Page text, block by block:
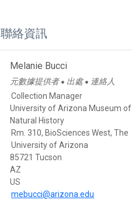
聯絡資訊
Melanie Bucci
元數據提供者 ● 出處 ● 連絡人
Collection Manager
University of Arizona Museum of
Natural History
Rm. 310, BioSciences West, The
University of Arizona
85721 Tucson
AZ
US
mebucci@arizona.edu